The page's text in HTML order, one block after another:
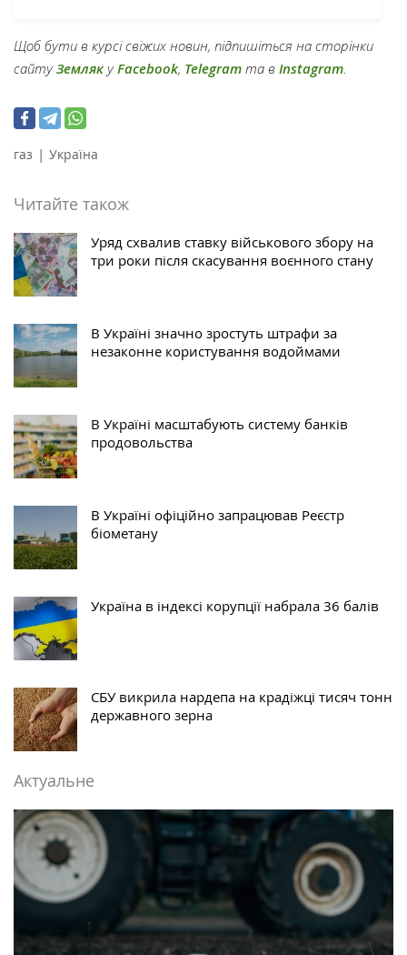
Щоб бути в курсі свіжих новин, підпишіться на сторінки
сайтуЗемлякуFacebook, Telegram та в Instagram.
газ | Україна
Читайте також
Уряд схвалив ставку військового збору на
три роки після скасування воєнного стану
В Україні значно зростуть штрафи за
незаконне користування водоймами
В Україні масштабують систему банків
продовольства
В Україні офіційно запрацював Реєстр
біометану
Україна в індексі корупції набрала 36 балів
СБУ викрила нардепа на крадіжці тисяч тонн
державного зерна
Актуальне